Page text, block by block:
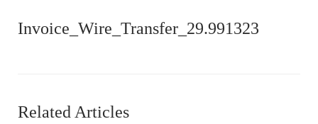
Invoice_Wire_Transfer_29.991323
Related Articles